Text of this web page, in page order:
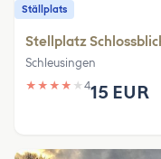
Ställplats
Stellplatz
Schleusingen
★ ★ ★ ★ ★ 415 EUR